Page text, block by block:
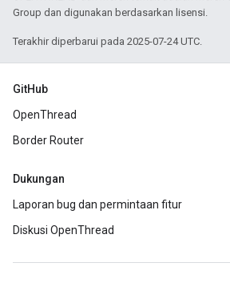
Group dan digunakan berdasarkan lisensi.
Terakhir diperbarui pada 2025-07-24 UTC.
GitHub
OpenThread
Border Router
Dukungan
Laporan bug dan permintaan fitur
Diskusi OpenThread